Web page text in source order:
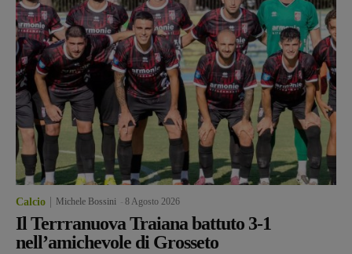
Calcio Michele Bossini 8 Agosto 2026
Il Terrranuova Traiana battuto 3-1
nell’amichevole di Grosseto